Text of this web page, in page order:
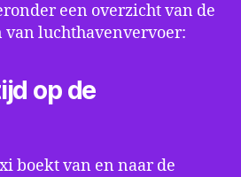
een overzicht van de
van luchthavenvervoer:
op de
boekt van en naar de